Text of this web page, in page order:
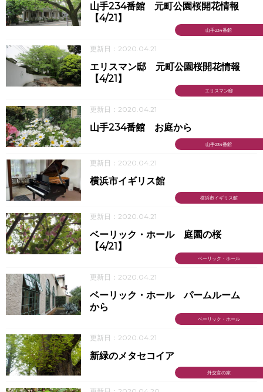
山手234番館
山手234番館 元町公園桜開花情報
【4/21】
更新日：2020.04.21
エリスマン邸
エリスマン邸 元町公園桜開花情報
【4/21】
更新日：2020.04.21
山手234番館
山手234番館 お庭から
更新日：2020.04.21
横浜市イギリス館
横浜市イギリス館
更新日：2020.04.21
ベーリック・ホール
ベーリック・ホール 庭園の桜
【4/21】
更新日：2020.04.21
ベーリック・ホール
ベーリック・ホール パームルーム
から
更新日：2020.04.21
外交官の家
新緑のメタセコイア